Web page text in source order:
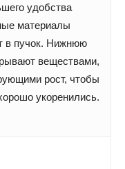
удобства
материалы
в пучок. Нижнюю
веществами,
рост, чтобы
укоренились.